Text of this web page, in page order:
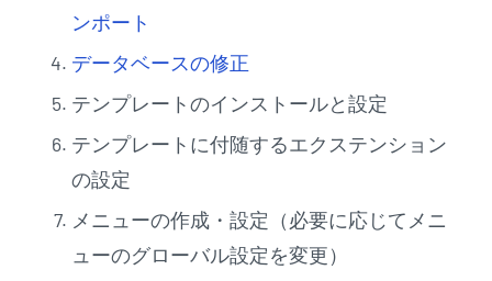
ンポート
データベースの修正
テンプレートのインストールと設定
テンプレートに付随するエクステンション
の設定
メニューの作成・設定（必要に応じてメニ
ューのグローバル設定を変更）